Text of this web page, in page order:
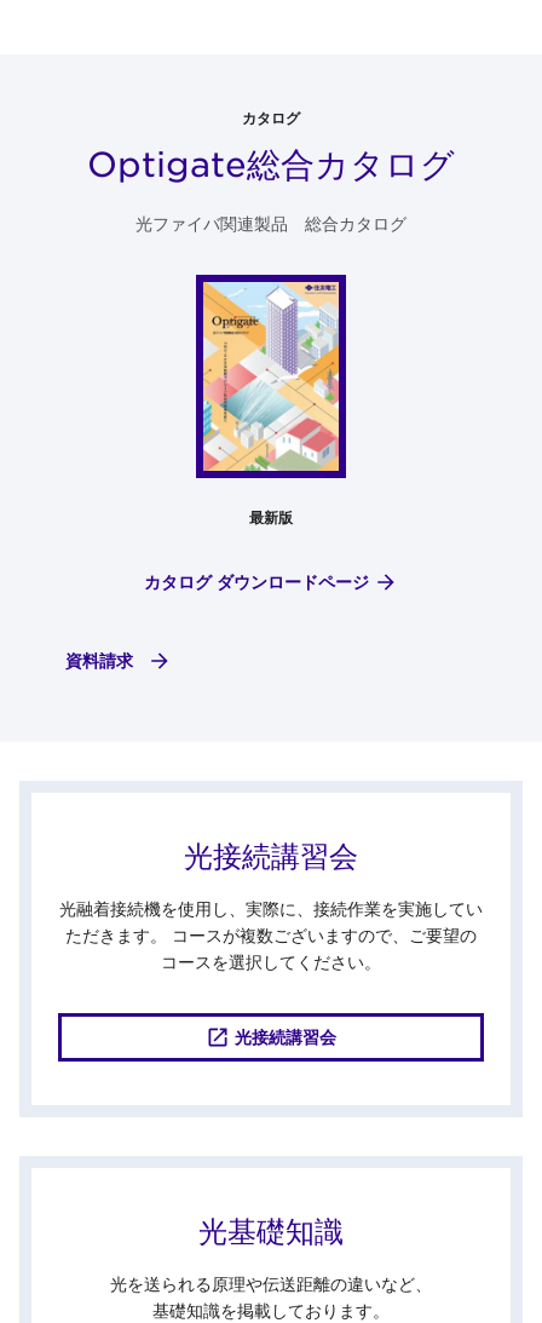
カタログ
Optigate総合カタログ
光ファイバ関連製品 総合カタログ
最新版
カタログ ダウンロードページ
資料請求
光接続講習会
光融着接続機を使用し、実際に、接続作業を実施してい
ただきます。 コースが複数ございますので、ご要望の
コースを選択してください。
光接続講習会
光基礎知識
光を送られる原理や伝送距離の違いなど、
基礎知識を掲載しております。